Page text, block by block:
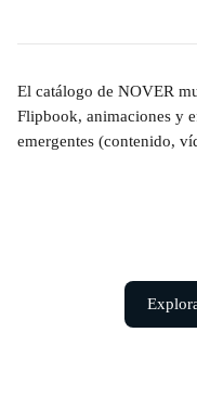
El catálogo de NOVER
Flipbook, animaciones y
emergentes (contenido,